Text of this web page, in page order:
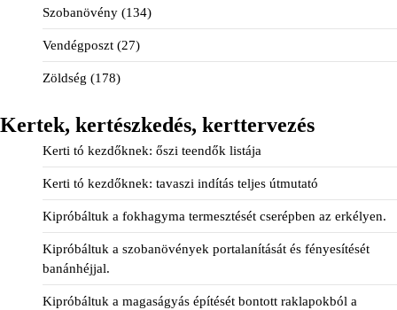
Szobanövény (134)
Vendégposzt (27)
Zöldség (178)
Kertek, kertészkedés, kerttervezés
Kerti tó kezdőknek: őszi teendők listája
Kerti tó kezdőknek: tavaszi indítás teljes útmutató
Kipróbáltuk a fokhagyma termesztését cserépben az erkélyen.
Kipróbáltuk a szobanövények portalanítását és fényesítését
banánhéjjal.
Kipróbáltuk a magaságyás építését bontott raklapokból a